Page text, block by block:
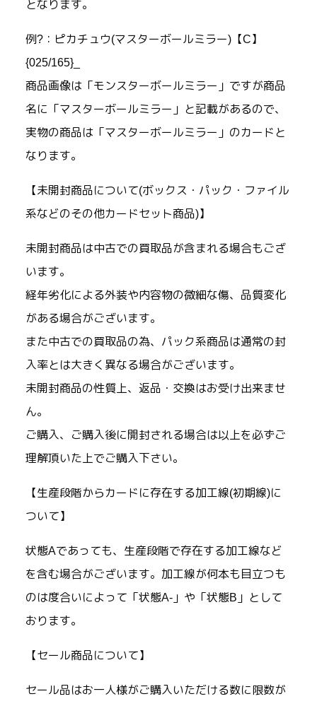
となります。
例?：ピカチュウ(マスターボールミラー)【C】
{025/165}_
商品画像は「モンスターボールミラー」ですが商品
名に「マスターボールミラー」と記載があるので、
実物の商品は「マスターボールミラー」のカードと
なります。
【未開封商品について(ボックス・パック・ファイル
系などのその他カードセット商品)】
未開封商品は中古での買取品が含まれる場合もござ
います。
経年劣化による外装や内容物の微細な傷、品質変化
がある場合がございます。
また中古での買取品の為、パック系商品は通常の封
入率とは大きく異なる場合がございます。
未開封商品の性質上、返品・交換はお受け出来ませ
ん。
ご購入、ご購入後に開封される場合は以上を必ずご
理解頂いた上でご購入下さい。
【生産段階からカードに存在する加工線(初期線)に
ついて】
状態Aであっても、生産段階で存在する加工線など
を含む場合がございます。加工線が何本も目立つも
のは度合いによって「状態A-」や「状態B」として
おります。
【セール商品について】
セール品はお一人様がご購入いただける数に限数が